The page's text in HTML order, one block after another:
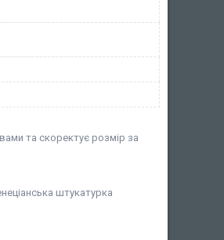
та скоректує розмір за
штукатурка